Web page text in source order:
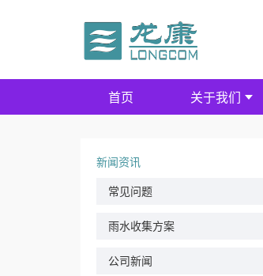
首页 关于我们
新闻资讯
常见问题
雨水收集方案
公司新闻